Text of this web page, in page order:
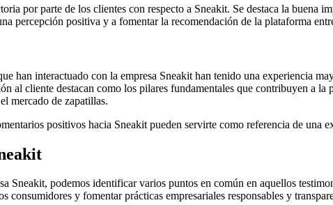
por parte de los clientes con respecto a Sneakit. Se destaca la buena
percepción positiva y a fomentar la recomendación de la plataforma
han interactuado con la empresa Sneakit han tenido una experiencia
al cliente destacan como los pilares fundamentales que contribuyen a la
mercado de zapatillas.
positivos hacia Sneakit pueden servirte como referencia de una
Sneakit, podemos identificar varios puntos en común en aquellos
y fomentar prácticas empresariales responsables y